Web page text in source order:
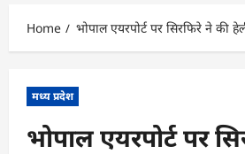
Home भोपाल एयरपोर्ट पर सिरफिरे ने की
मध्य प्रदेश
भोपाल एयरपोर्ट पर